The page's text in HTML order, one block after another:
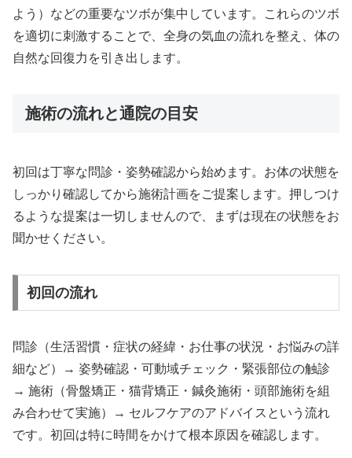
よう）などの重要なツボが集中しています。これらのツボ
を適切に刺激することで、全身の気血の流れを整え、体の
自然な回復力を引き出します。
施術の流れと通院の目安
初回は丁寧な問診・姿勢確認から始めます。お体の状態を
しっかり確認してから施術計画をご提案します。押しつけ
るような提案は一切しませんので、まずは現在の状態をお
聞かせください。
初回の流れ
問診（生活習慣・症状の経緯・お仕事の状況・お悩みの詳
細など）→ 姿勢確認・可動域チェック・緊張部位の触診
→ 施術（骨盤矯正・猫背矯正・鍼灸施術・頭部施術を組
み合わせて実施）→ セルフケアのアドバイスという流れ
です。初回は特に時間をかけて根本原因を確認します。